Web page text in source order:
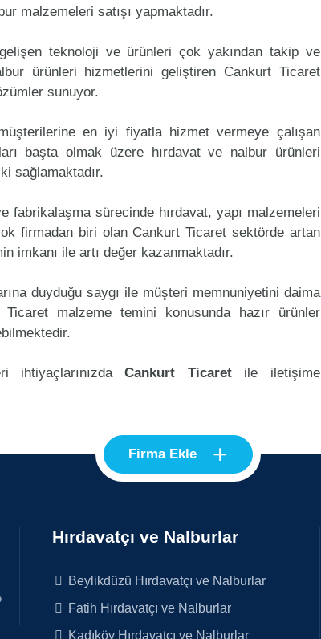
malzemeleri satışı yapmaktadır.
teknoloji ve ürünleri çok yakından takip ve
ürünleri hizmetlerini geliştiren Cankurt Ticaret
sunuyor.
en iyi fiyatla hizmet vermeye çalışan
başta olmak üzere hırdavat ve nalbur ürünleri
sağlamaktadır.
sürecinde hırdavat, yapı malzemeleri
firmadan biri olan Cankurt Ticaret sektörde artan
imkanı ile artı değer kazanmaktadır.
duyduğu saygı ile müşteri memnuniyetini daima
Ticaret malzeme temini konusunda hazır ürünler
ihtiyaçlarınızdaCankurt Ticaretile iletişime
Firma Ekle +
Hırdavatçı ve Nalburlar
Beylikdüzü Hırdavatçı ve Nalburlar
Fatih Hırdavatçı ve Nalburlar
Kadıköy Hırdavatçı ve Nalburlar